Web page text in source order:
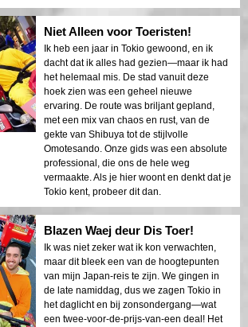
Niet Alleen voor Toeristen!
Ik heb een jaar in Tokio gewoond, en ik
dacht dat ik alles had gezien—maar ik had
het helemaal mis. De stad vanuit deze
hoek zien was een geheel nieuwe
ervaring. De route was briljant gepland,
met een mix van chaos en rust, van de
gekte van Shibuya tot de stijlvolle
Omotesando. Onze gids was een absolute
professional, die ons de hele weg
vermaakte. Als je hier woont en denkt dat je
Tokio kent, probeer dit dan.
Blazen Waej deur Dis Toer!
Ik was niet zeker wat ik kon verwachten,
maar dit bleek een van de hoogtepunten
van mijn Japan-reis te zijn. We gingen in
de late namiddag, dus we zagen Tokio in
het daglicht en bij zonsondergang—wat
een twee-voor-de-prijs-van-een deal! Het